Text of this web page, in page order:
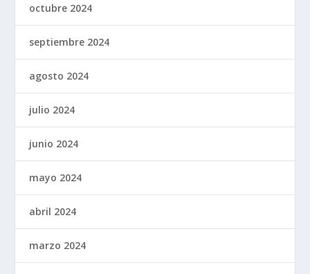
octubre 2024
septiembre 2024
agosto 2024
julio 2024
junio 2024
mayo 2024
abril 2024
marzo 2024